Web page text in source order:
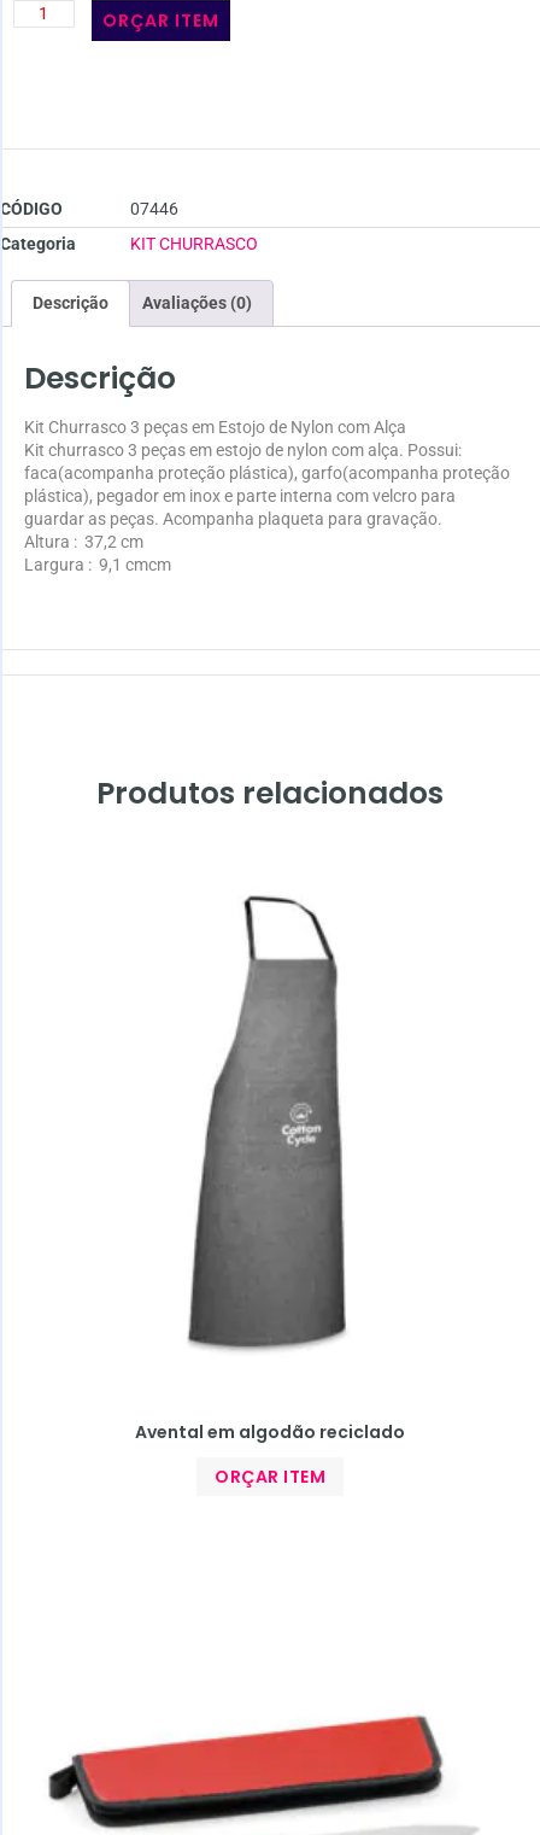
ORÇAR ITEM
CÓDIGO
07446
Categoria
KIT CHURRASCO
Descrição Avaliações (0)
Descrição
Kit Churrasco 3 peças em Estojo de Nylon com Alça
Kit churrasco 3 peças em estojo de nylon com alça. Possui:
faca(acompanha proteção plástica), garfo(acompanha proteção
plástica), pegador em inox e parte interna com velcro para
guardar as peças. Acompanha plaqueta para gravação.
Altura : 37,2 cm
Largura : 9,1 cmcm
Produtos relacionados
Avental em algodão reciclado
ORÇAR ITEM